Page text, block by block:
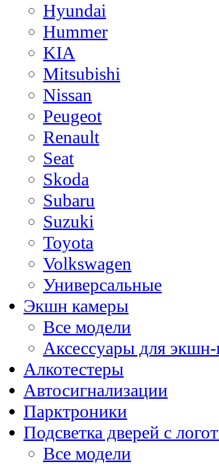
Hyundai
Hummer
KIA
Mitsubishi
Nissan
Peugeot
Renault
Seat
Skoda
Subaru
Suzuki
Toyota
Volkswagen
Универсальные
Экшн камеры
Все модели
Аксессуары для
Алкотестеры
Автосигнализации
Парктроники
Подсветка дверей с
Все модели